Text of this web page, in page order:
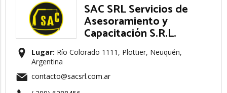
SAC SRL Servicios de
Asesoramiento y
Capacitación S.R.L.
Lugar: Río Colorado 1111, Plottier, Neuquén,
Argentina
contacto@sacsrl.com.ar